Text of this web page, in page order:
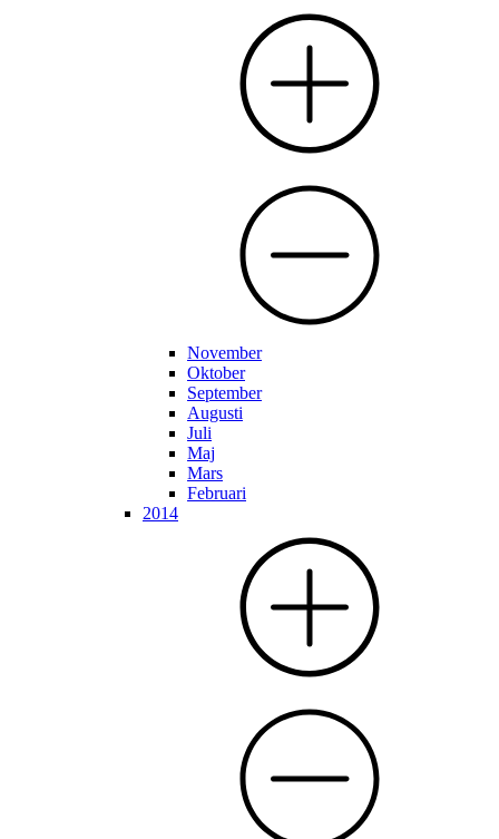
November
Oktober
September
Augusti
Juli
Maj
Mars
Februari
2014